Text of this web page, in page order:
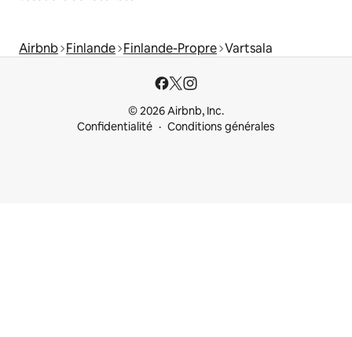
Airbnb Finlande Finlande-Propre Vartsala
© 2026 Airbnb, Inc.
Confidentialité
Conditions générales